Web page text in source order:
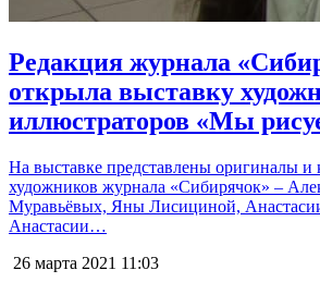
Редакция журнала
открыла выставку
иллюстраторов «Мы
На выставке представлены оригиналы
художников журнала «Сибирячок» –
Муравьёвых, Яны Лисициной,
Анастасии…
26 марта 2021 11:03